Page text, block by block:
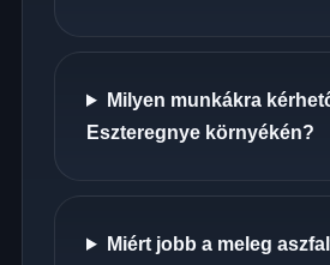
Milyen munkákra
Eszteregnye környékén?
Miért jobb a meleg